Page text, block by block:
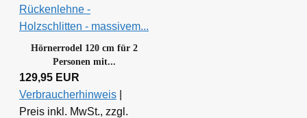
Hörnerrodel 120 cm für 2
Personen mit...
129,95 EUR
Verbraucherhinweis
Preis inkl. MwSt., zzgl.